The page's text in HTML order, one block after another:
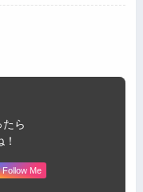
ら
Follow Me